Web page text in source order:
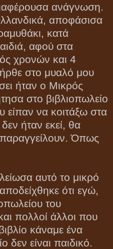
ανάγνωση.
αποφάσισα
κατά
αφού στα
χρονών και 4
στο μυαλό μου
ήταν ο Μικρός
στο βιβλιοπωλείο
είπαν να κοιτάξω στα
ήταν εκεί, θα
Όπως
αυτό το μικρό
ότι εγώ,
του
πολλοί άλλοι που
κάναμε ένα
δεν είναι παιδικό.